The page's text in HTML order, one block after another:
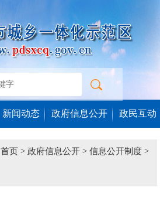
新闻动态 政府信息公开 政民互动
首页 > 政府信息公开 > 信息公开制度 >